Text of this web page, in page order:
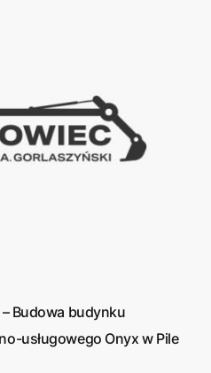
Budowa budynku
usługowego Onyx w Pile